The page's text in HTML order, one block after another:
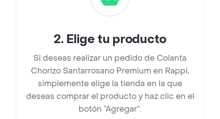
2. Elige tu producto
Si deseas realizar un pedido de Colanta
Chorizo Santarrosano Premium en Rappi,
simplemente elige la tienda en la que
deseas comprar el producto y haz clic en el
botón “Agregar”.